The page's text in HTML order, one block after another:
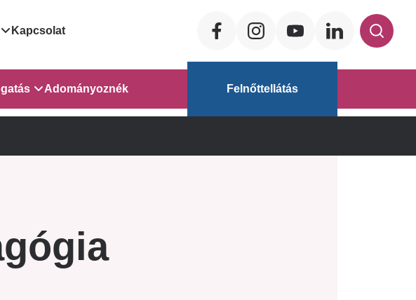
kórház
adatok
Kapcsolat
Social
Adományoznék Felnőttellátás